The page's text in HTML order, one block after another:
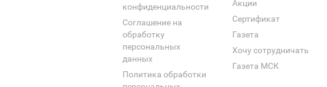
конфиденциальности
Соглашение на
обработку
персональных
данных
Политика обработки
Акции
Сертификат
Газета
Хочу сотрудничать
Газета МСК